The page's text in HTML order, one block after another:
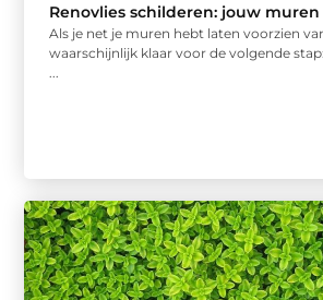
Renovlies schilderen: jouw
Als je net je muren hebt laten voorzien
waarschijnlijk klaar voor de volgende